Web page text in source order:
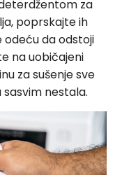
za
poprskajte ih
da odstoji
na uobičajeni
za sušenje sve
nestala.